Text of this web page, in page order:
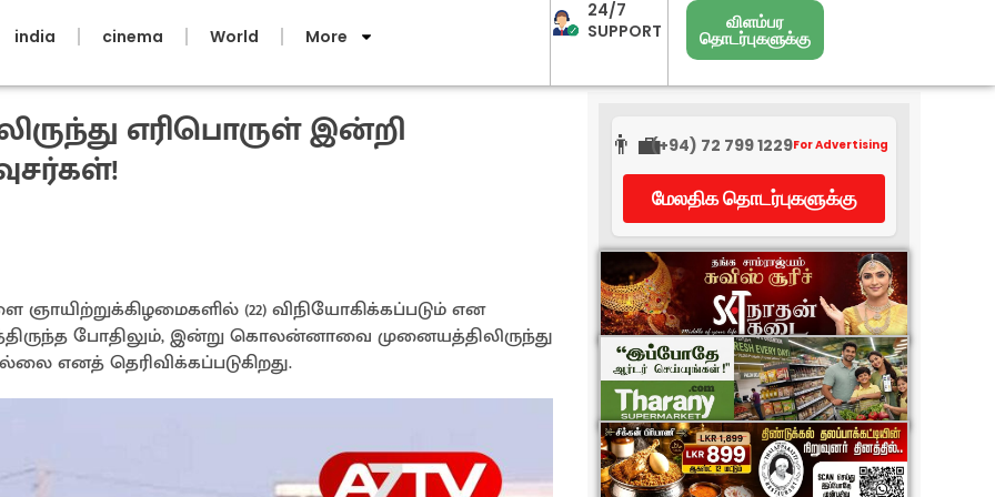
india cinema World More
24/7
SUPPORT
விளம்பர
தொடர்புகளுக்கு
எரிபொருள் இன்றி
ஞாயிற்றுக்கிழமைகளில் (22) விநியோகிக்கப்படும் என
போதிலும், இன்று கொலன்னாவை முனையத்திலிருந்து
எனத் தெரிவிக்கப்படுகிறது.
👨‍💼(+94) 72 799 1229For Advertising
மேலதிக தொடர்புகளுக்கு